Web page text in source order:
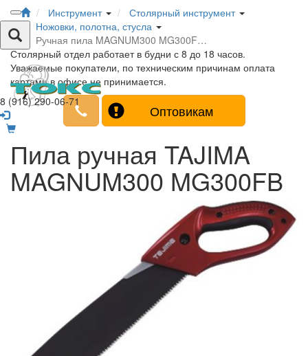
8 (916) 290-06-71
Инструмент
Столярный инструмент
Ножовки, полотна, стусла
Ручная пила MAGNUM300 MG300F…
Столярный отдел работает в будни с 8 до 18 часов.
Уважаемые покупатели, по техническим причинам оплата
картами в офисе не принимается.
Оптовикам
Пила ручная TAJIMA
MAGNUM300 MG300FB